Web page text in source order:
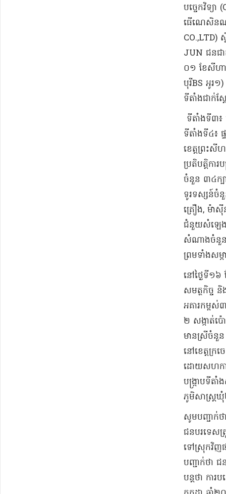
បច្ចេកវិទ្យ
ធើ​ណេ​សិ​នណ
CO.,LTD)
JUN ជនជ
០១ ខែសីហា
បុរី​BS អូរ​១
ទីតាំង​ជាក់
ទីតាំង​ទី​៣៖
ទីតាំង​ទី​៤៖
ខេត្ត​ព្រះសី
ប្រតិបត្តិ​ការ
ចំនួន ៣៤​ក្ប
ទូរទស្សន៍​ចំ
គ្រឿង​, ម៉ា
ជំនួយ​សំឡេង​
សំណាង​ចំនួន
ព្រមទាំង​សម្
នៅ​ថ្ងៃទី​១៦
សមត្ថកិច្ច និ
អគារ​កម្ព
២ សង្កាត់​
មាន​ស្រី​ចំនួ
នៅ​ខេត្តក្រច
ដោយ​សហការ​
បង្ក្រាប​ទីត
ភូមិ​សាស្ត្រ​
សូម​បញ្ចាក់​ថ
ជនបរទេស​ត្
ទៅ​ស្រុក​វិញ​ផ
បញ្ជាក់ថា
បន្តថា កា